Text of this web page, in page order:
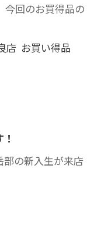
回のお買得品の
店 お買い得品
の新入生が来店